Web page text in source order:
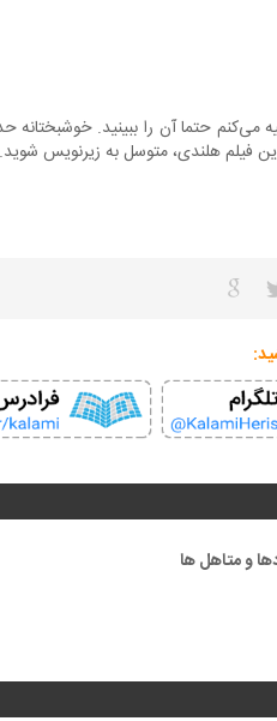
فیلم هلندی، متوسل به زیرنویس شوید.
و متاهل ها